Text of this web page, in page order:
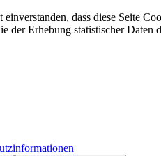
dass diese Seite
Erhebung statistischer